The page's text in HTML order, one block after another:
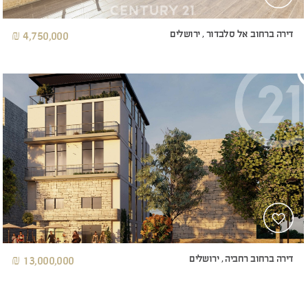
דירה ברחוב אל סלבדור , ירושלים 4,750,000 ₪
דירה ברחוב רחביה , ירושלים 13,000,000 ₪